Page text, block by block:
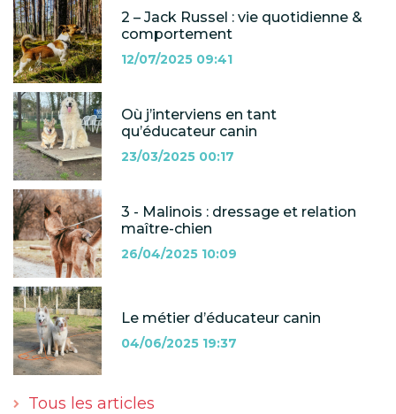
2 – Jack Russel : vie quotidienne &
comportement
12/07/2025 09:41
Où j’interviens en tant
qu’éducateur canin
23/03/2025 00:17
3 - Malinois : dressage et relation
maître-chien
26/04/2025 10:09
Le métier d’éducateur canin
04/06/2025 19:37
Tous les articles